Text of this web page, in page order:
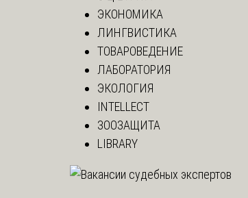
ЭКОНОМИКА
ЛИНГВИСТИКА
ТОВАРОВЕДЕНИЕ
ЛАБОРАТОРИЯ
ЭКОЛОГИЯ
INTELLECT
ЗООЗАЩИТА
LIBRARY